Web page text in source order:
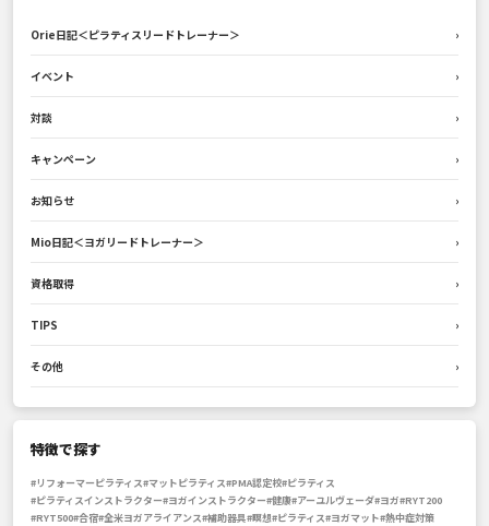
Orie日記＜ピラティスリードトレーナー＞ ›
イベント ›
対談 ›
キャンペーン ›
お知らせ ›
Mio日記＜ヨガリードトレーナー＞ ›
資格取得 ›
TIPS ›
その他 ›
特徴で探す
#リフォーマーピラティス#マットピラティス#PMA認定校#ピラティス
#ピラティスインストラクター#ヨガインストラクター#健康#アーユルヴェーダ#ヨガ#RYT200
#RYT500#合宿#全米ヨガアライアンス#補助器具#瞑想#ピラティス#ヨガマット#熱中症対策